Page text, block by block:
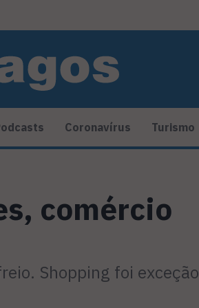
Coronavírus Turismo
comércio
Shopping foi exceção